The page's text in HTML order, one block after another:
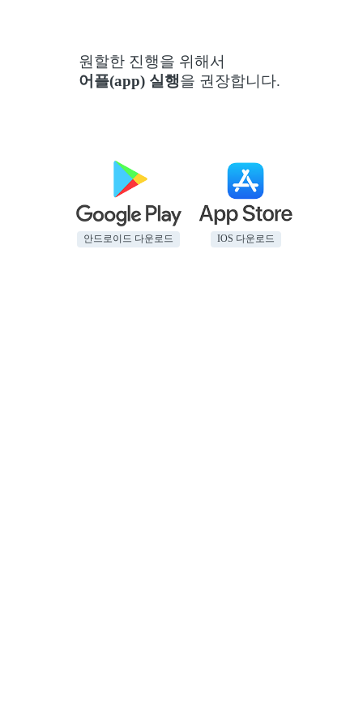
원할한 진행을 위해서
어플(app) 실행을 권장합니다.
안드로이드 다운로드 IOS 다운로드